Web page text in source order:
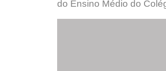
do Ensino Médio do